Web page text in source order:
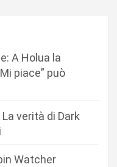
A Holua la
piace” può
verità di Dark
Watcher